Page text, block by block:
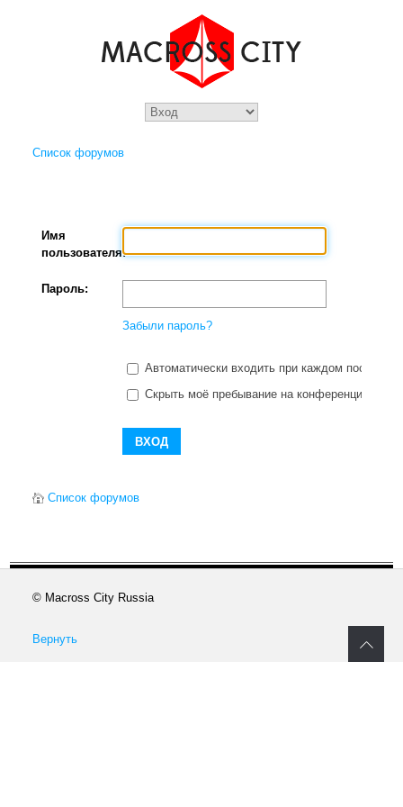
Список форумов
Имя
пользователя:
Пароль:
Забыли пароль?
Автоматически входить при каждом
Скрыть моё пребывание на конференции в
Список форумов
© Macross City Russia
Вернуть